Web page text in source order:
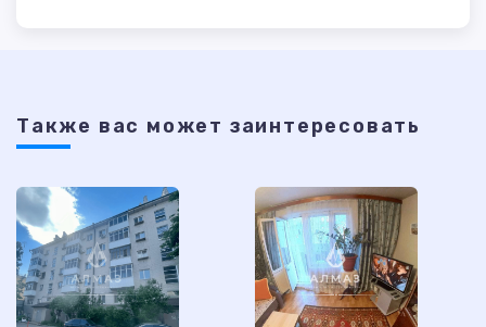
Также ваc может заинтересовать